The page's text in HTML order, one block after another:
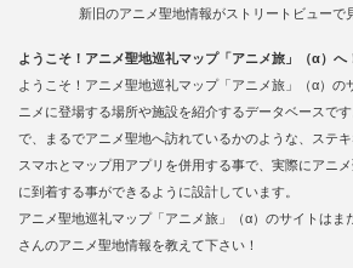
新旧のアニメ聖地情報がストリートビューで
ようこそ！アニメ聖地巡礼マップ「アニメ旅」（α）へ
ようこそ！アニメ聖地巡礼マップ「アニメ旅」（α）の
ニメに登場する場所や施設を紹介するデータベースで
で、まるでアニメ聖地へ訪れているかのような、ステキ
スマホとマップ用アプリを併用する事で、実際にアニ
に到着する事ができるように設計しています。
アニメ聖地巡礼マップ「アニメ旅」（α）のサイトはま
さんのアニメ聖地情報を教えて下さい！